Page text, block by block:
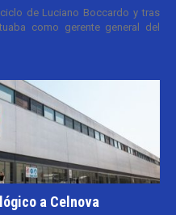
de Luciano Boccardo y tras
como gerente general del
a Celnova